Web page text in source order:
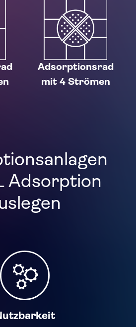
Adsorptionsrad
mit 4 Strömen
Adsorption